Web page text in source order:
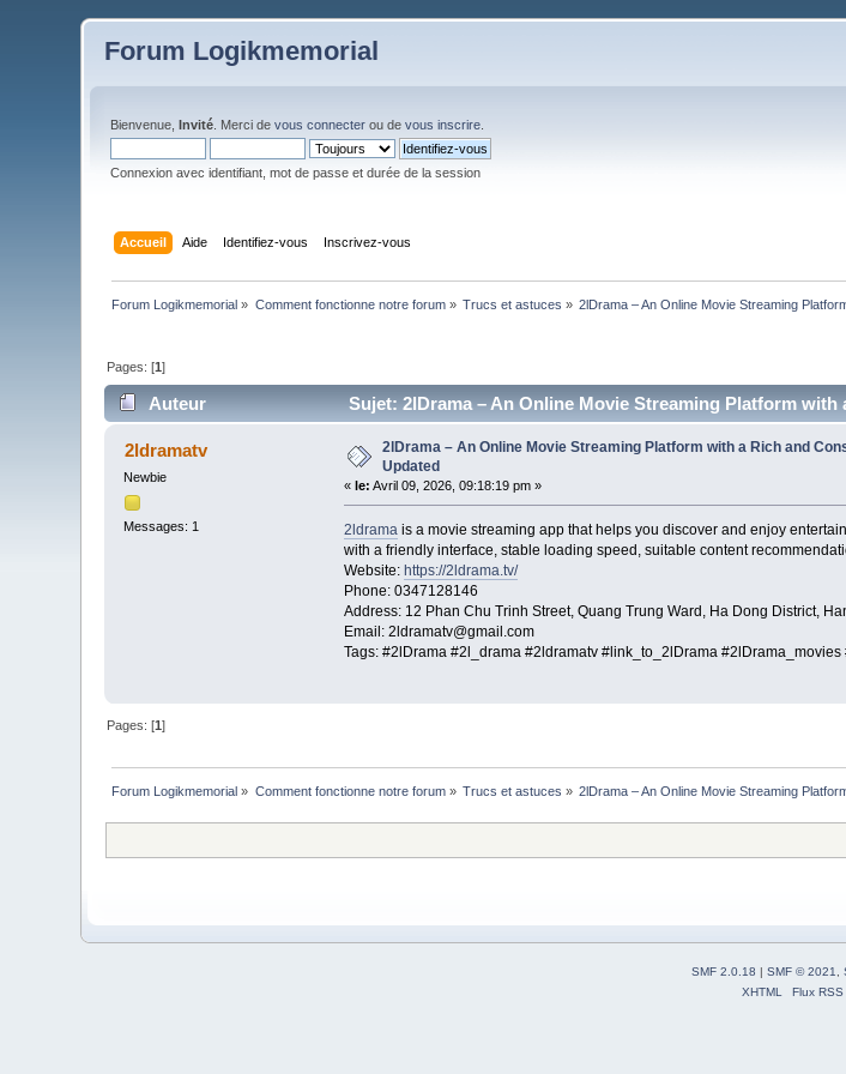
Forum Logikmemorial
Bienvenue,Invité . Merci devous connecter ou devous inscrire
Connexion avec identifiant, mot de passe et durée de la session
Accueil Aide Identifiez-vous Inscrivez-vous
Forum Logikmemorial » Comment fonctionne notre forum» Trucs et astuces » 2lDrama – An Online Movie Streaming
Pages: [1]
Auteur Sujet: 2lDrama – An Online Movie Streaming Platform
2ldramatv
Newbie
Messages: 1
2lDrama – An Online Movie Streaming Platform with a Rich and
Updated
« le: Avril 09, 2026, 09:18:19 pm »
2ldramais a movie streaming app that helps you discover and enjoy
with a friendly interface, stable loading speed, suitable content
Website: https://2ldrama.tv/
Phone: 0347128146
Address: 12 Phan Chu Trinh Street, Quang Trung Ward, Ha Dong District,
Email: 2ldramatv@gmail.com
Tags: #2lDrama #2l_drama #2ldramatv #link_to_2lDrama
Pages: [1]
Forum Logikmemorial » Comment fonctionne notre forum» Trucs et astuces » 2lDrama – An Online Movie Streaming
SMF 2.0.18 SMF © 2021,
XHTML
Flux RSS